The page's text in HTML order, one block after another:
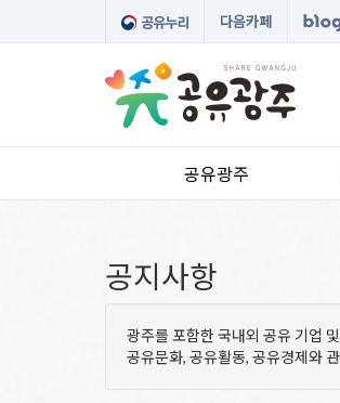
다음카페
공유광주
공지사항
광주를 포함한 국내외 공유 기업
공유문화, 공유활동, 공유경제와